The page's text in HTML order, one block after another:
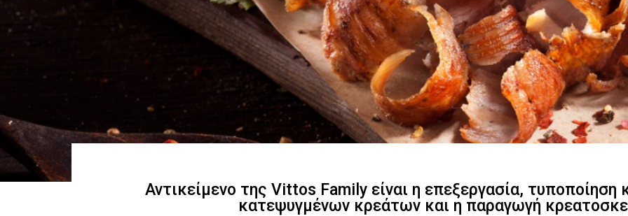
Αντικείμενο της Vittos Family είναι η επεξεργασία,
κατεψυγμένων κρεάτων και η παραγωγή